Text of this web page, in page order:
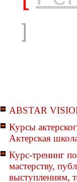
]
ABSTAR
Курсы
Актерская
Курс-тренинг
мастерству,
выступлениям,